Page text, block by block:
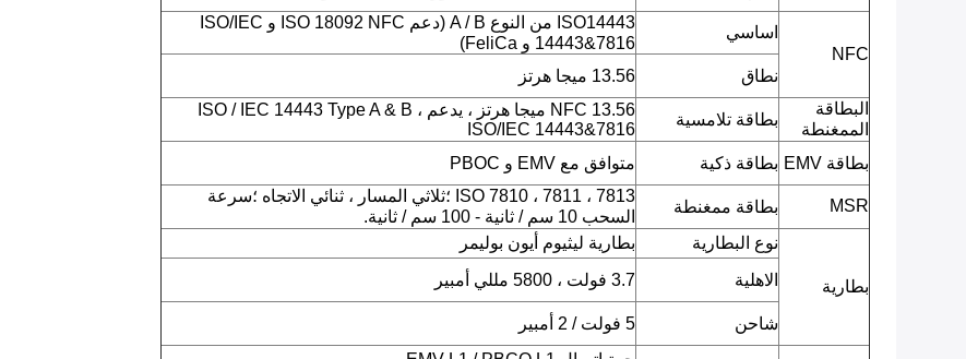
NFC
اساسي
ISO14443 من النوع A / B (دعم ISO 18092 NFC و ISO/IEC
14443&7816 و FeliCa)
نطاق
13.56 ميجا هرتز
البطاقة
الممغنطة
بطاقة تلامسية
NFC 13.56 ميجا هرتز ، يدعم ISO / IEC 14443 Type A & B ،
ISO/IEC 14443&7816
بطاقة EMV
بطاقة ذكية متوافق مع EMV و PBOC
MSR بطاقة ممغنطة
ISO 7810 ، 7811 ، 7813 ؛ثلاثي المسار ، ثنائي الاتجاه ؛سرعة
السحب 10 سم / ثانية - 100 سم / ثانية.
بطارية
نوع البطارية
بطارية ليثيوم أيون بوليمر
الاهلية
3.7 فولت ، 5800 مللي أمبير
شاحن
5 فولت / 2 أمبير